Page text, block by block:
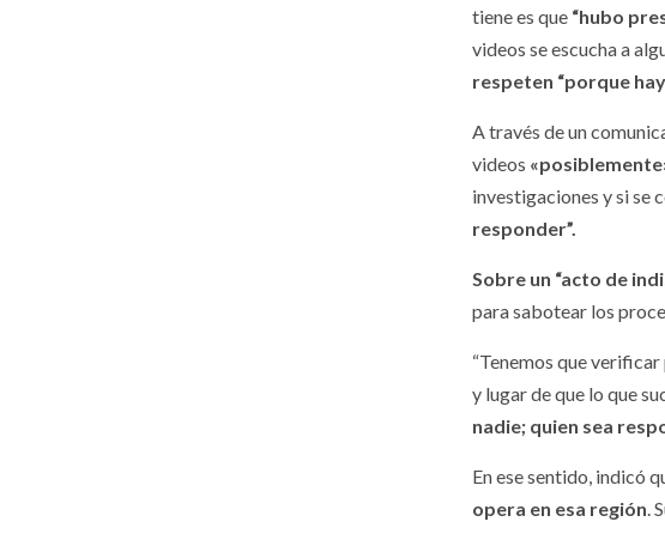
tiene es que “hubo
videos se escucha a
respeten “porque hay
A través de un
videos
investigaciones y si se
responder”.
Sobre un “acto de
para sabotear los
“Tenemos que
y lugar de que lo que
nadie; quien sea
En ese sentido, indicó
opera en esa región.